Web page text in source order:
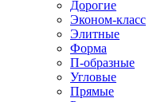
Дорогие
Эконом-класс
Элитные
Форма
П-образные
Угловые
Прямые